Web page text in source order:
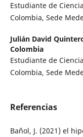
Estudiante de
Colombia, Sede
Julián David
Colombia
Estudiante de
Colombia, Sede
Referencias
Bañol, J. (2021) el